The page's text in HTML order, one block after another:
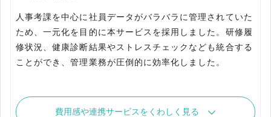
人事考課を中心に社員データがバラバラに管理されていた
ため、一元化を目的に本サービスを採用しました。研修履
修状況、健康診断結果やストレスチェックなども統合する
ことができ、管理業務が圧倒的に効率化しました。
費用感や連携サービスをくわしく見る